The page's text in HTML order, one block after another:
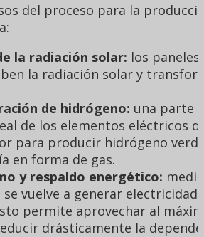
del proceso para la
la radiación solar: los
la radiación solar y
de hidrógeno: una parte
de los elementos eléctricos
para producir hidrógeno
en forma de gas.
y respaldo energético:
vuelve a generar
permite aprovechar al
drásticamente la